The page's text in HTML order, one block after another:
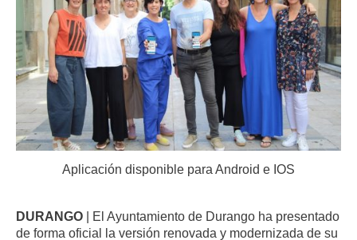
Aplicación disponible para Android e IOS
DURANGO | El Ayuntamiento de Durango ha presentado
de forma oficial la versión renovada y modernizada de su